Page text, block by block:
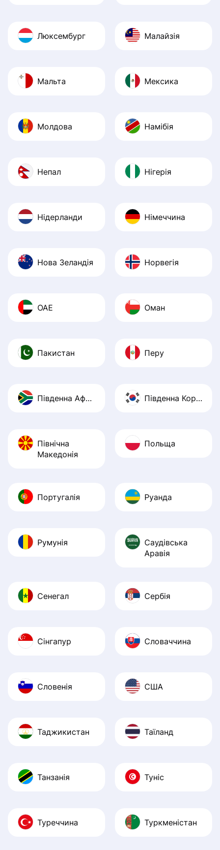
Люксембург Малайзія
Мальта Мексика
Молдова Намібія
Непал Нігерія
Нідерланди Німеччина
Нова Зеландія Норвегія
ОАЕ Оман
Пакистан Перу
Південна Африка Південна Корея
Північна
Македонія
Польща
Португалія Руанда
Румунія
Саудівська
Аравія
Сенегал Сербія
Сінгапур Словаччина
Словенія США
Таджикистан Таїланд
Танзанія Туніс
Туреччина Туркменістан